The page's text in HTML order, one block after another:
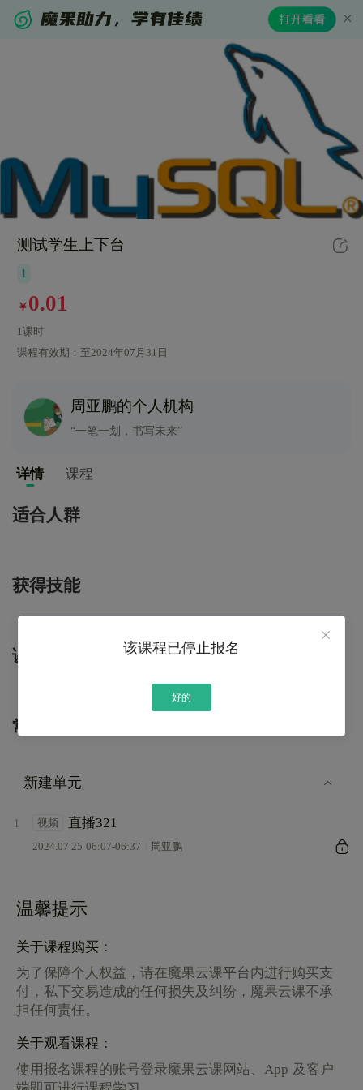
测试学生上下台
1
￥0.01
1课时
课程有效期：至2024年07月31日
周亚鹏的个人机构
“一笔一划，书写未来”
详情 课程
适合人群
获得技能
课程大纲
常见问题
新建单元
1 视频 直播321
2024.07.25 06:07-06:37 周亚鹏
温馨提示
关于课程购买：
为了保障个人权益，请在魔果云课平台内进行购买支
付，私下交易造成的任何损失及纠纷，魔果云课不承
担任何责任。
关于观看课程：
使用报名课程的账号登录魔果云课网站、App 及客户
该课程已停止报名
好的